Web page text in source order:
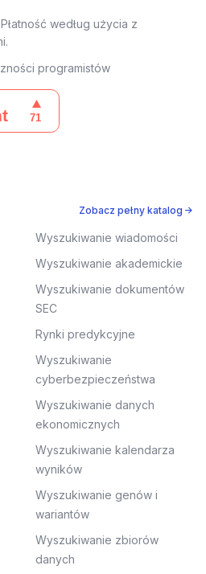
według użycia z
programistów
Zobacz pełny katalog →
Wyszukiwanie wiadomości
Wyszukiwanie akademickie
Wyszukiwanie dokumentów
SEC
Rynki predykcyjne
Wyszukiwanie
cyberbezpieczeństwa
Wyszukiwanie danych
ekonomicznych
Wyszukiwanie kalendarza
wyników
Wyszukiwanie genów i
wariantów
Wyszukiwanie zbiorów
danych